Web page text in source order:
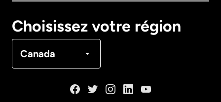
Choisissez votre région
Canada
Français